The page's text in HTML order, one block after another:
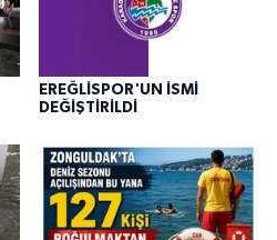
EREĞLİSPOR'UN İSMİ
DEĞİŞTİRİLDİ